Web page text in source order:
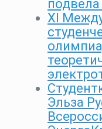
подвела
XI
Эльза